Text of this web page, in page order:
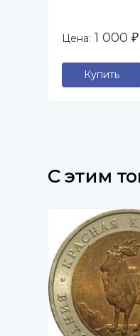
Цена: 1 000 ₽
Купить
C этим